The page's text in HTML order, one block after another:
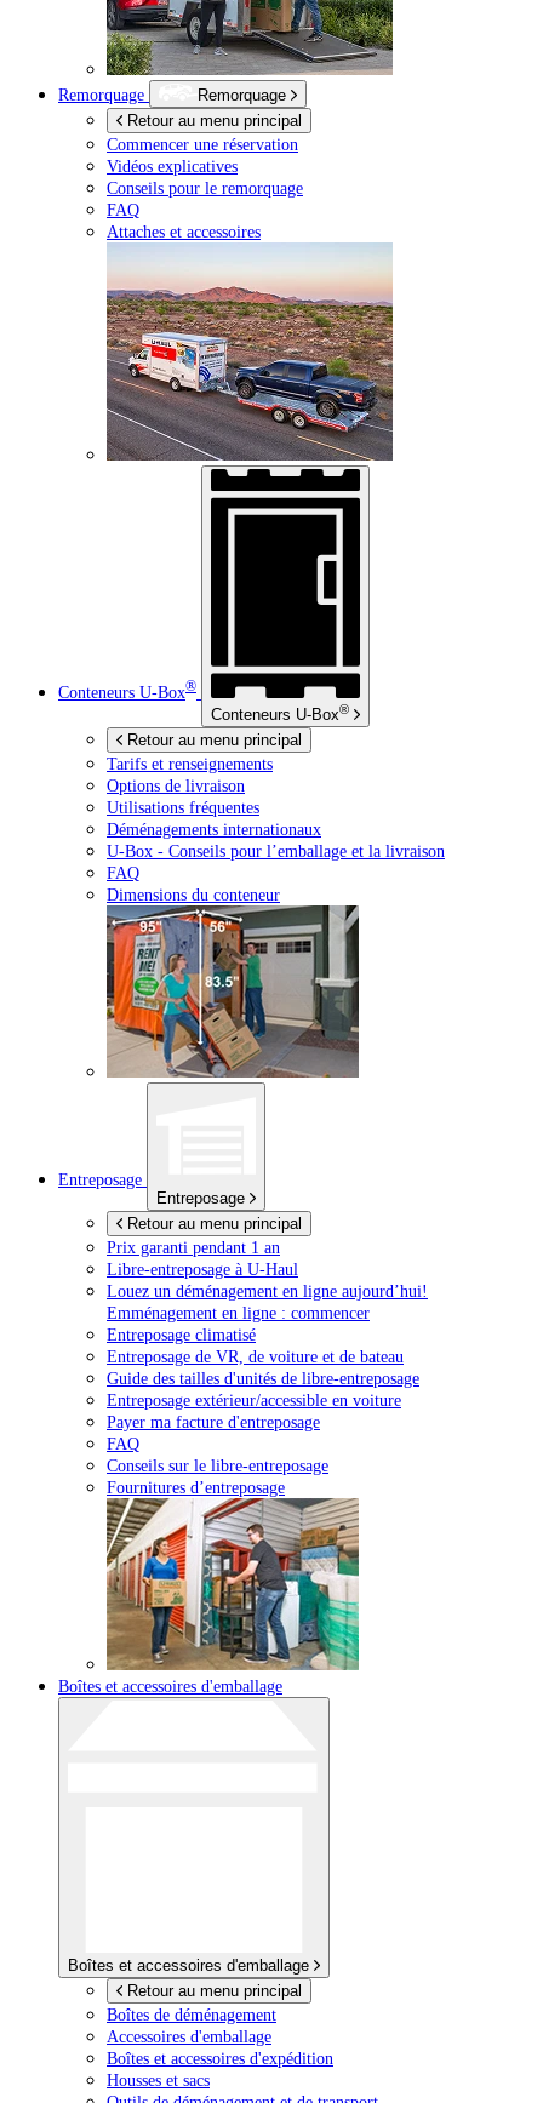
Remorquage
Remorquage
Retour au menu principal
Commencer une réservation
Vidéos explicatives
Conseils pour le remorquage
FAQ
Attaches et accessoires
Conteneurs U-Box®
Conteneurs U-Box®
Retour au menu principal
Tarifs et renseignements
Options de livraison
Utilisations fréquentes
Déménagements internationaux
U-Box - Conseils pour l’emballage et la livraison
FAQ
Dimensions du conteneur
Entreposage
Entreposage
Retour au menu principal
Prix garanti pendant 1 an
Libre-entreposage à U-Haul
Louez un déménagement en ligne aujourd’hui!
Emménagement en ligne : commencer
Entreposage climatisé
Entreposage de VR, de voiture et de bateau
Guide des tailles d'unités de libre-entreposage
Entreposage extérieur/accessible en voiture
Payer ma facture d'entreposage
FAQ
Conseils sur le libre-entreposage
Fournitures d’entreposage
Boîtes et accessoires d'emballage
Boîtes et accessoires d'emballage
Retour au menu principal
Boîtes de déménagement
Accessoires d'emballage
Boîtes et accessoires d'expédition
Housses et sacs